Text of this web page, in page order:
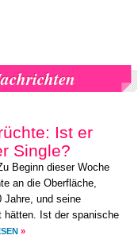
Ist er
Single?
Beginn dieser Woche
an die Oberfläche,
Jahre, und seine
hätten. Ist der spanische
»